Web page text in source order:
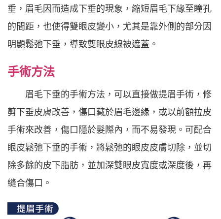
垂，眉毛因而造成下垂的現象，縮短眉毛下緣至瞳孔
的間距，也使得雙眼皮變小，尤其是靠外側的部分因
明顯鬆弛下垂，導致雙眼皮線被遮蓋。
手術方法
眉毛下垂的手術方法，可以直接做提眉手術，修
剪下垂皮膚改善，傷口藏於眉毛邊緣，或以前額拉皮
手術來改善，傷口隱於髮際內，而不易發現。可配合
眼皮鬆弛下垂的手術，將鬆弛的眼皮皮膚切除，並切
除多餘的皮下脂肪，並加深雙眼皮寬度或深度後，再
縫合傷口。